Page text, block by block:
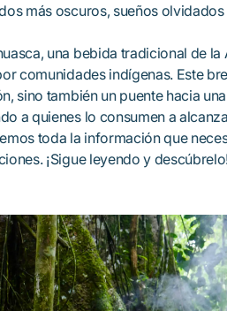
más oscuros, sueños
una bebida tradicional de
comunidades indígenas. Este
sino también un puente hacia
a quienes lo consumen a
toda la información que
¡Sigue leyendo y